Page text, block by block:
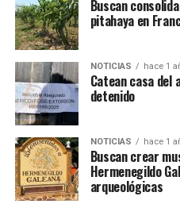
Buscan
pitahaya en
NOTICIAS hace 1
Catean casa del
detenido
NOTICIAS hace 1
Buscan crear
Hermenegildo
arqueológicas